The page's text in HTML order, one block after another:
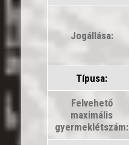
Jogállása:
Típusa:
Felvehető
maximális
gyermeklétszám: